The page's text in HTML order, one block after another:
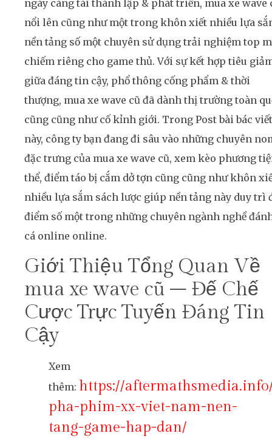
ngày càng tái thành lập & phát triển, mua xe wave
nổi lên cũng như một trong khôn xiết nhiều lựa
nền tảng số một chuyên sử dụng trải nghiệm top
chiếm riêng cho game thủ. Với sự kết hợp tiêu
giữa đáng tin cậy, phổ thông cống phẩm & thời
thượng, mua xe wave cũ đã dành thị trường toàn
cũng cũng như cố kỉnh giới. Trong Post bài bác viết
này, công ty bạn đang đi sâu vào những chuyên
đặc trưng của mua xe wave cũ, xem kèo phương
thể, điểm táo bị cắm dở tợn cũng cũng như khôn
nhiều lựa sắm sách lược giúp nền tảng này duy trì
điểm số một trong những chuyên ngành nghề
cá online online.
Giới Thiệu Tổng Quan Về
mua xe wave cũ – Đế Chế
Cược Trực Tuyến Đáng Tin
Cậy
Xem
thêm: https://
pha-phim-xx-viet-nam-nen-
tang-game-hap-dan/